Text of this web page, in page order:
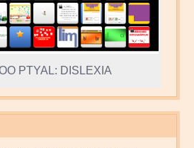
PTYAL: DISLEXIA